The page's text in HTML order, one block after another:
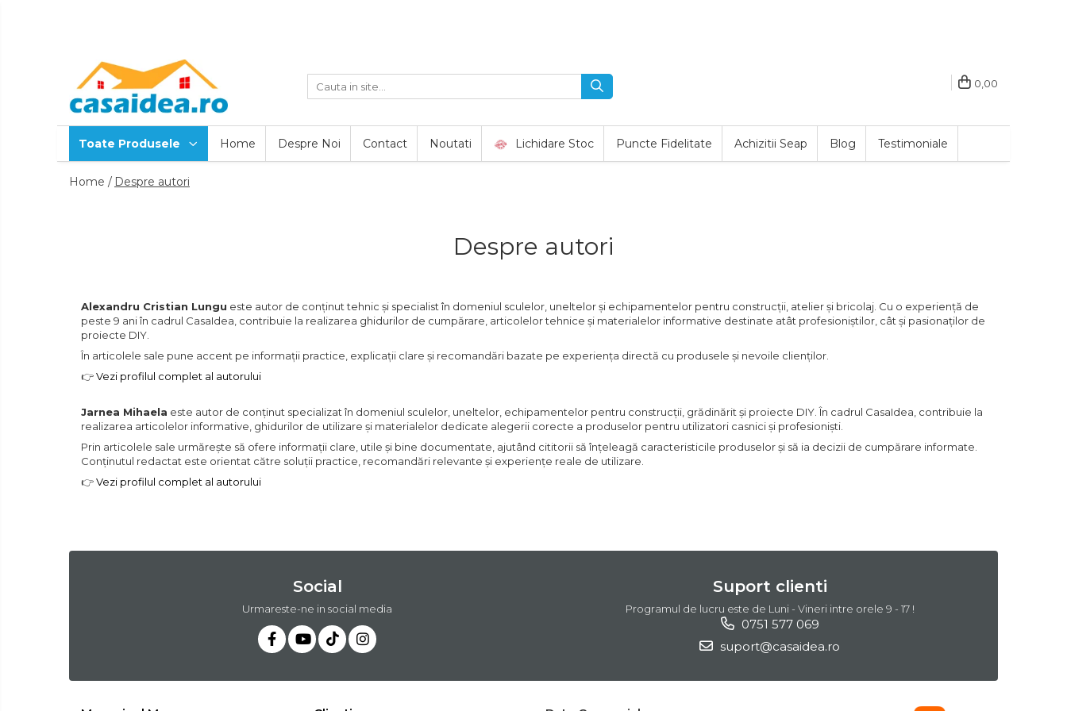
Adeziv Instant & Super Glue
Adeziv Bicomponent & Epoxidic
Blocator & Solutie Blocare
Banda Izolatoare
Articole Pentru Casa
Articole Pentru Gradina
Accesorii Baie
0,00
Toate Produsele Home Despre Noi Contact Noutati Lichidare Stoc Puncte Fidelitate Achizitii Seap Blog Testimoniale
Home / Despre autori
Despre autori
Alexandru Cristian Lungu este autor de conținut tehnic și specialist în domeniul sculelor, uneltelor și echipamentelor pentru construcții, atelier și bricolaj. Cu o experiență de
peste 9 ani în cadrul CasaIdea, contribuie la realizarea ghidurilor de cumpărare, articolelor tehnice și materialelor informative destinate atât profesioniștilor, cât și pasionaților de
proiecte DIY.
În articolele sale pune accent pe informații practice, explicații clare și recomandări bazate pe experiența directă cu produsele și nevoile clienților.
👉Vezi profilul complet al autorului
Jarnea Mihaela este autor de conținut specializat în domeniul sculelor, uneltelor, echipamentelor pentru construcții, grădinărit și proiecte DIY. În cadrul CasaIdea, contribuie la
realizarea articolelor informative, ghidurilor de utilizare și materialelor dedicate alegerii corecte a produselor pentru utilizatori casnici și profesioniști.
Prin articolele sale urmărește să ofere informații clare, utile și bine documentate, ajutând cititorii să înțeleagă caracteristicile produselor și să ia decizii de cumpărare informate.
Conținutul redactat este orientat către soluții practice, recomandări relevante și experiențe reale de utilizare.
👉Vezi profilul complet al autorului
Social
Urmareste-ne in social media
Suport clienti
Programul de lucru este de Luni - Vineri intre orele 9 - 17 !
0751 577 069
suport@casaidea.ro